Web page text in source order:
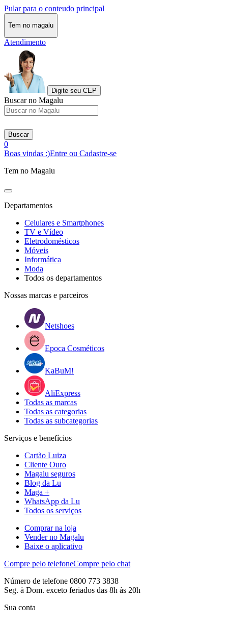
Pular para o conteudo principal
Tem no magalu
Atendimento
Digite seu CEP
Buscar no Magalu
Buscar
0
Boas vindas :)Entre ou Cadastre-se
Tem no Magalu
Departamentos
Celulares e Smartphones
TV e Vídeo
Eletrodomésticos
Móveis
Informática
Moda
Todos os departamentos
Nossas marcas e parceiros
Netshoes
Epoca Cosméticos
KaBuM!
AliExpress
Todas as marcas
Todas as categorias
Todas as subcategorias
Serviços e benefícios
Cartão Luiza
Cliente Ouro
Magalu seguros
Blog da Lu
Maga +
WhatsApp da Lu
Todos os serviços
Comprar na loja
Vender no Magalu
Baixe o aplicativo
Compre pelo telefoneCompre pelo chat
Número de telefone 0800 773 3838
Seg. à Dom. exceto feriados das 8h às 20h
Sua conta